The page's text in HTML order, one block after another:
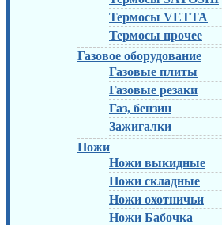
Термосы VETTA
Термосы прочее
Газовое оборудование
Газовые плиты
Газовые резаки
Газ, бензин
Зажигалки
Ножи
Ножи выкидные
Ножи складные
Ножи охотничьи
Ножи Бабочка